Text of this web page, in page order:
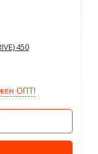
450
ОПТ!